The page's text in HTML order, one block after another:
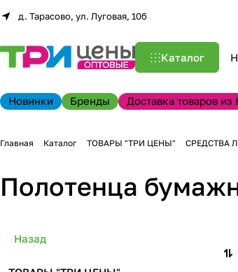
д. Тарасово, ул. Луговая, 10б
Каталог
Новинки Бренды Доставка товаров из
Главная Каталог ТОВАРЫ "ТРИ ЦЕНЫ" СРЕДСТВА
Полотенца
Назад